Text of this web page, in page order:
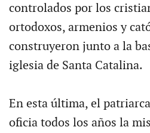
controlados por los
ortodoxos, armenios y
construyeron junto a la
iglesia de Santa Catalina.
En esta última, el
oficia todos los años la